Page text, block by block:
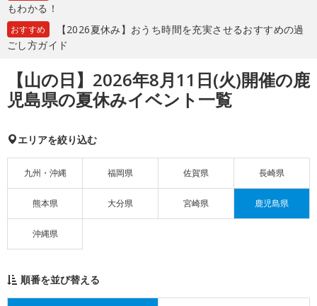
もわかる！
おすすめ
【2026夏休み】おうち時間を充実させるおすすめの過
ごし方ガイド
【山の日】2026年8月11日(火)開催の鹿
児島県の夏休みイベント一覧
エリアを絞り込む
九州・沖縄 福岡県 佐賀県 長崎県
熊本県 大分県 宮崎県 鹿児島県
沖縄県
順番を並び替える